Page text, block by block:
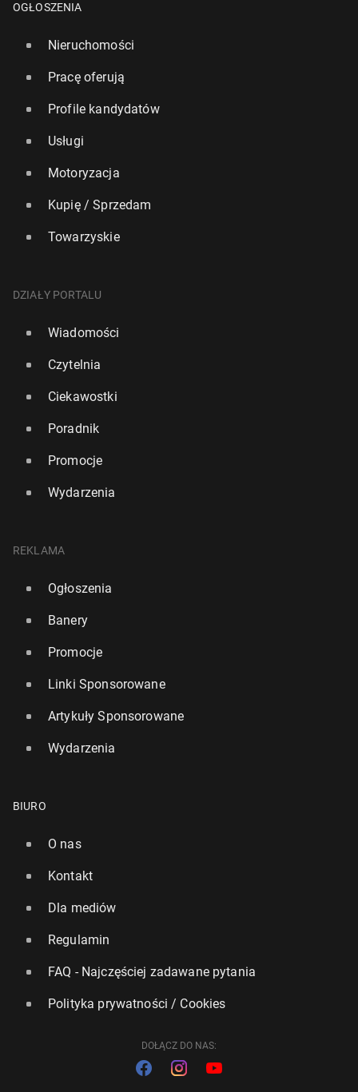
OGŁOSZENIA
Nieruchomości
Pracę oferują
Profile kandydatów
Usługi
Motoryzacja
Kupię / Sprzedam
Towarzyskie
DZIAŁY PORTALU
Wiadomości
Czytelnia
Ciekawostki
Poradnik
Promocje
Wydarzenia
REKLAMA
Ogłoszenia
Banery
Promocje
Linki Sponsorowane
Artykuły Sponsorowane
Wydarzenia
BIURO
O nas
Kontakt
Dla mediów
Regulamin
FAQ - Najczęściej zadawane pytania
Polityka prywatności / Cookies
DOŁĄCZ DO NAS: